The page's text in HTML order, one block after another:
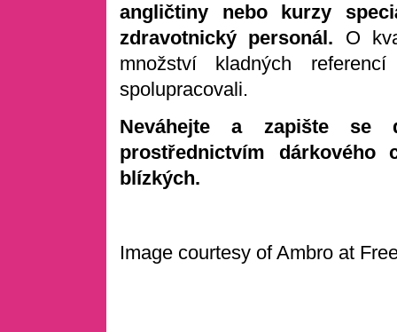
angličtiny nebo kurzy
zdravotnický personál. O
množství kladných
spolupracovali.
Neváhejte a zapište
prostřednictvím dárkového
blízkých.
Image courtesy of Ambro at